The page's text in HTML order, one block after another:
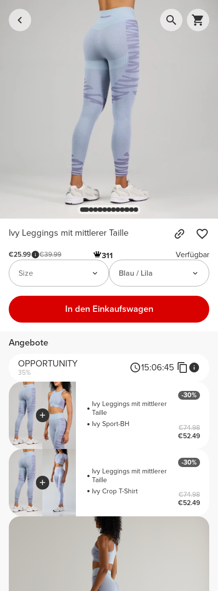
Ivy Leggings mit mittlerer Taille
€25.99 €39.99 311
Verfügbar
Blau / Lila
Size
In den Einkaufswagen
Angebote
Ivy Leggings mit mittlerer
Taille
Ivy Sport-BH
-30%
€74.98
€52.49
Ivy Leggings mit mittlerer
Taille
Ivy Crop T-Shirt
-30%
€74.98
€52.49
OPPORTUNITY
35% 15:06:45